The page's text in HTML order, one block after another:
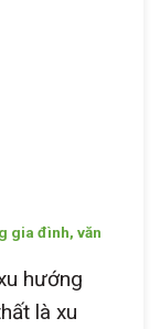
gia đình, văn
hướng
là xu